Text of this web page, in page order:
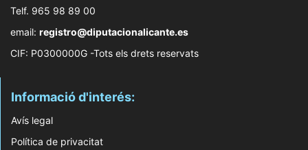
Telf. 965 98 89 00
email: registro@diputacionalicante.es
CIF: P0300000G -Tots els drets reservats
Informació d'interés:
Avís legal
Política de privacitat